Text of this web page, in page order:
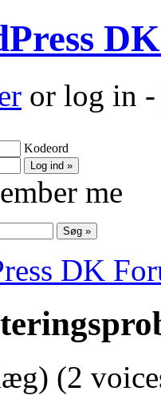
or log in -
Kodeord
me
DK
(2